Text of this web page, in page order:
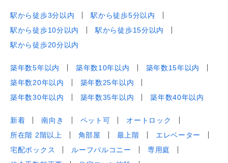
駅から徒歩3分以内
駅から徒歩5分以内
駅から徒歩10分以内
駅から徒歩15分以内
駅から徒歩20分以内
築年数5年以内 築年数10年以内
築年数15年以内
築年数20年以内
築年数25年以内
築年数30年以内
築年数35年以内 築年数40年以内
新着 南向き ペット可
オートロック
所在階 2階以上
角部屋 最上階
エレベーター
宅配ボックス
ルーフバルコニー
専用庭